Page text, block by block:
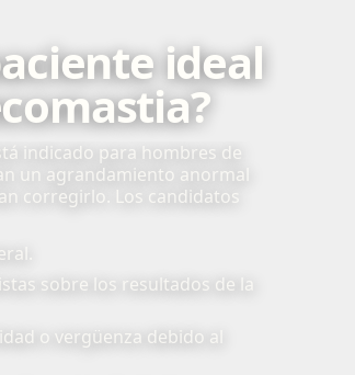
ideal
indicado para hombres de
un agrandamiento anormal
corregirlo. Los candidatos
sobre los resultados de la
o vergüenza debido al